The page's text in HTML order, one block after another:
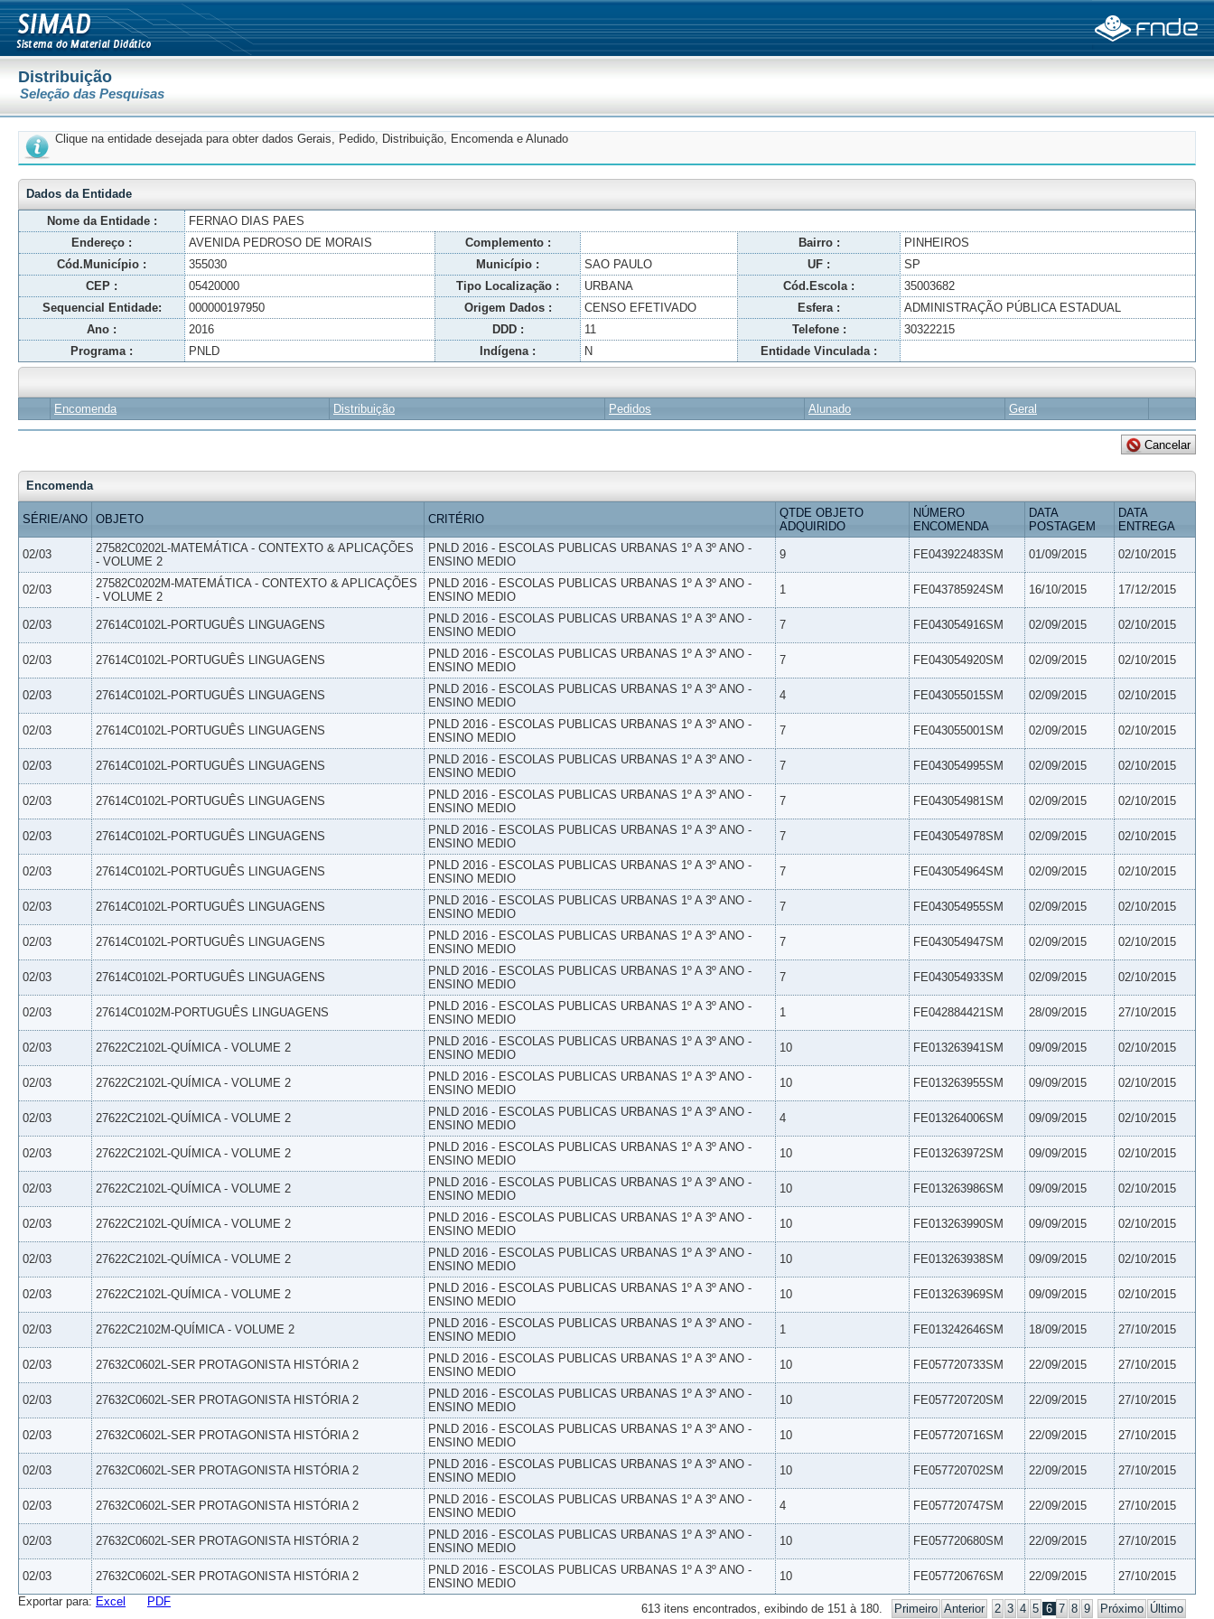
Distribuição
Seleção das Pesquisas
Clique na entidade desejada para obter dados Gerais, Pedido, Distribuição, Encomenda e Alunado
Dados da Entidade
Nome da Entidade :
FERNAO DIAS PAES
Endereço :
AVENIDA PEDROSO DE MORAIS Complemento : Bairro :
PINHEIROS
Cód.Município :
355030 Município : SAO PAULO UF :
SP
CEP :
05420000 Tipo Localização : URBANA Cód.Escola :
35003682
Sequencial Entidade:
000000197950 Origem Dados : CENSO EFETIVADO Esfera :
ADMINISTRAÇÃO PÚBLICA ESTADUAL
Ano :
2016 DDD : 11 Telefone :
30322215
Programa :
PNLD Indígena : N Entidade Vinculada :
Encomenda Distribuição Pedidos Alunado Geral
Encomenda
SÉRIE/ANO OBJETO CRITÉRIO
QTDE OBJETO
ADQUIRIDO
NÚMERO
ENCOMENDA
DATA
POSTAGEM
DATA
ENTREGA
02/03
27582C0202L-MATEMÁTICA - CONTEXTO & APLICAÇÕES
- VOLUME 2
PNLD 2016 - ESCOLAS PUBLICAS URBANAS 1º A 3º ANO -
ENSINO MEDIO
9 FE043922483SM 01/09/2015 02/10/2015
02/03
27582C0202M-MATEMÁTICA - CONTEXTO & APLICAÇÕES
- VOLUME 2
PNLD 2016 - ESCOLAS PUBLICAS URBANAS 1º A 3º ANO -
ENSINO MEDIO
1 FE043785924SM 16/10/2015 17/12/2015
02/03 27614C0102L-PORTUGUÊS LINGUAGENS
PNLD 2016 - ESCOLAS PUBLICAS URBANAS 1º A 3º ANO -
ENSINO MEDIO
7 FE043054916SM 02/09/2015 02/10/2015
02/03 27614C0102L-PORTUGUÊS LINGUAGENS
PNLD 2016 - ESCOLAS PUBLICAS URBANAS 1º A 3º ANO -
ENSINO MEDIO
7 FE043054920SM 02/09/2015 02/10/2015
02/03 27614C0102L-PORTUGUÊS LINGUAGENS
PNLD 2016 - ESCOLAS PUBLICAS URBANAS 1º A 3º ANO -
ENSINO MEDIO
4 FE043055015SM 02/09/2015 02/10/2015
02/03 27614C0102L-PORTUGUÊS LINGUAGENS
PNLD 2016 - ESCOLAS PUBLICAS URBANAS 1º A 3º ANO -
ENSINO MEDIO
7 FE043055001SM 02/09/2015 02/10/2015
02/03 27614C0102L-PORTUGUÊS LINGUAGENS
PNLD 2016 - ESCOLAS PUBLICAS URBANAS 1º A 3º ANO -
ENSINO MEDIO
7 FE043054995SM 02/09/2015 02/10/2015
02/03 27614C0102L-PORTUGUÊS LINGUAGENS
PNLD 2016 - ESCOLAS PUBLICAS URBANAS 1º A 3º ANO -
ENSINO MEDIO
7 FE043054981SM 02/09/2015 02/10/2015
02/03 27614C0102L-PORTUGUÊS LINGUAGENS
PNLD 2016 - ESCOLAS PUBLICAS URBANAS 1º A 3º ANO -
ENSINO MEDIO
7 FE043054978SM 02/09/2015 02/10/2015
02/03 27614C0102L-PORTUGUÊS LINGUAGENS
PNLD 2016 - ESCOLAS PUBLICAS URBANAS 1º A 3º ANO -
ENSINO MEDIO
7 FE043054964SM 02/09/2015 02/10/2015
02/03 27614C0102L-PORTUGUÊS LINGUAGENS
PNLD 2016 - ESCOLAS PUBLICAS URBANAS 1º A 3º ANO -
ENSINO MEDIO
7 FE043054955SM 02/09/2015 02/10/2015
02/03 27614C0102L-PORTUGUÊS LINGUAGENS
PNLD 2016 - ESCOLAS PUBLICAS URBANAS 1º A 3º ANO -
ENSINO MEDIO
7 FE043054947SM 02/09/2015 02/10/2015
02/03 27614C0102L-PORTUGUÊS LINGUAGENS
PNLD 2016 - ESCOLAS PUBLICAS URBANAS 1º A 3º ANO -
ENSINO MEDIO
7 FE043054933SM 02/09/2015 02/10/2015
02/03 27614C0102M-PORTUGUÊS LINGUAGENS
PNLD 2016 - ESCOLAS PUBLICAS URBANAS 1º A 3º ANO -
ENSINO MEDIO
1 FE042884421SM 28/09/2015 27/10/2015
02/03 27622C2102L-QUÍMICA - VOLUME 2
PNLD 2016 - ESCOLAS PUBLICAS URBANAS 1º A 3º ANO -
ENSINO MEDIO
10 FE013263941SM 09/09/2015 02/10/2015
02/03 27622C2102L-QUÍMICA - VOLUME 2
PNLD 2016 - ESCOLAS PUBLICAS URBANAS 1º A 3º ANO -
ENSINO MEDIO
10 FE013263955SM 09/09/2015 02/10/2015
02/03 27622C2102L-QUÍMICA - VOLUME 2
PNLD 2016 - ESCOLAS PUBLICAS URBANAS 1º A 3º ANO -
ENSINO MEDIO
4 FE013264006SM 09/09/2015 02/10/2015
02/03 27622C2102L-QUÍMICA - VOLUME 2
PNLD 2016 - ESCOLAS PUBLICAS URBANAS 1º A 3º ANO -
ENSINO MEDIO
10 FE013263972SM 09/09/2015 02/10/2015
02/03 27622C2102L-QUÍMICA - VOLUME 2
PNLD 2016 - ESCOLAS PUBLICAS URBANAS 1º A 3º ANO -
ENSINO MEDIO
10 FE013263986SM 09/09/2015 02/10/2015
02/03 27622C2102L-QUÍMICA - VOLUME 2
PNLD 2016 - ESCOLAS PUBLICAS URBANAS 1º A 3º ANO -
ENSINO MEDIO
10 FE013263990SM 09/09/2015 02/10/2015
02/03 27622C2102L-QUÍMICA - VOLUME 2
PNLD 2016 - ESCOLAS PUBLICAS URBANAS 1º A 3º ANO -
ENSINO MEDIO
10 FE013263938SM 09/09/2015 02/10/2015
02/03 27622C2102L-QUÍMICA - VOLUME 2
PNLD 2016 - ESCOLAS PUBLICAS URBANAS 1º A 3º ANO -
ENSINO MEDIO
10 FE013263969SM 09/09/2015 02/10/2015
02/03 27622C2102M-QUÍMICA - VOLUME 2
PNLD 2016 - ESCOLAS PUBLICAS URBANAS 1º A 3º ANO -
ENSINO MEDIO
1 FE013242646SM 18/09/2015 27/10/2015
02/03 27632C0602L-SER PROTAGONISTA HISTÓRIA 2
PNLD 2016 - ESCOLAS PUBLICAS URBANAS 1º A 3º ANO -
ENSINO MEDIO
10 FE057720733SM 22/09/2015 27/10/2015
02/03 27632C0602L-SER PROTAGONISTA HISTÓRIA 2
PNLD 2016 - ESCOLAS PUBLICAS URBANAS 1º A 3º ANO -
ENSINO MEDIO
10 FE057720720SM 22/09/2015 27/10/2015
02/03 27632C0602L-SER PROTAGONISTA HISTÓRIA 2
PNLD 2016 - ESCOLAS PUBLICAS URBANAS 1º A 3º ANO -
ENSINO MEDIO
10 FE057720716SM 22/09/2015 27/10/2015
02/03 27632C0602L-SER PROTAGONISTA HISTÓRIA 2
PNLD 2016 - ESCOLAS PUBLICAS URBANAS 1º A 3º ANO -
ENSINO MEDIO
10 FE057720702SM 22/09/2015 27/10/2015
02/03 27632C0602L-SER PROTAGONISTA HISTÓRIA 2
PNLD 2016 - ESCOLAS PUBLICAS URBANAS 1º A 3º ANO -
ENSINO MEDIO
4 FE057720747SM 22/09/2015 27/10/2015
02/03 27632C0602L-SER PROTAGONISTA HISTÓRIA 2
PNLD 2016 - ESCOLAS PUBLICAS URBANAS 1º A 3º ANO -
ENSINO MEDIO
10 FE057720680SM 22/09/2015 27/10/2015
02/03 27632C0602L-SER PROTAGONISTA HISTÓRIA 2
PNLD 2016 - ESCOLAS PUBLICAS URBANAS 1º A 3º ANO -
ENSINO MEDIO
10 FE057720676SM 22/09/2015 27/10/2015
613 itens encontrados, exibindo de 151 à 180. Primeiro Anterior 2 3 4 5 6 7 8 9 Próximo Último
Exportar para: Excel PDF